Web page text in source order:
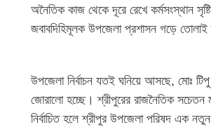
অনৈতিক কাজ থেকে দূরে রেখে কর্মসংস্থান
জবাবদিহিমূলক উপজেলা প্রশাসন গড়ে
উপজেলা নির্বাচন যতই ঘনিয়ে আসছে, মোঃ
জোরালো হচ্ছে। শ্রীপুরের রাজনৈতিক
নির্বাচিত হলে শ্রীপুর উপজেলা পরিষদ এক